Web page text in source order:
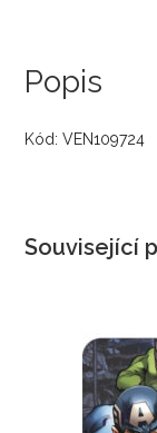
Popis
Kód: VEN109724
Související